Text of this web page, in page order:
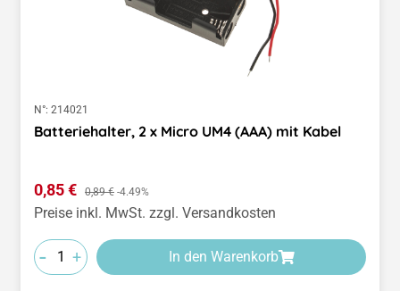
N°: 214021
Batteriehalter, 2 x Micro UM4 (AAA) mit Kabel
Verkaufspreis:
0,85 € Regulärer Preis:
0,89 € -4.49%
Preise inkl. MwSt. zzgl. Versandkosten
- + In den Warenkorb